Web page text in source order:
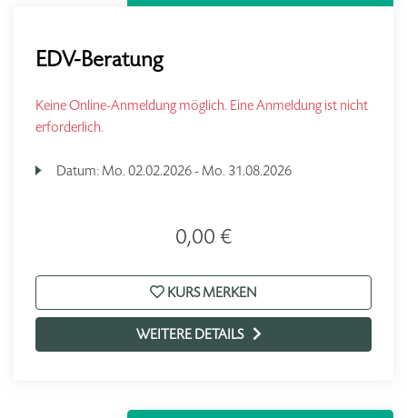
EDV-Beratung
Keine Online-Anmeldung möglich. Eine Anmeldung ist nicht
erforderlich.
Datum: Mo. 02.02.2026 - Mo. 31.08.2026
0,00 €
KURS MERKEN
WEITERE DETAILS